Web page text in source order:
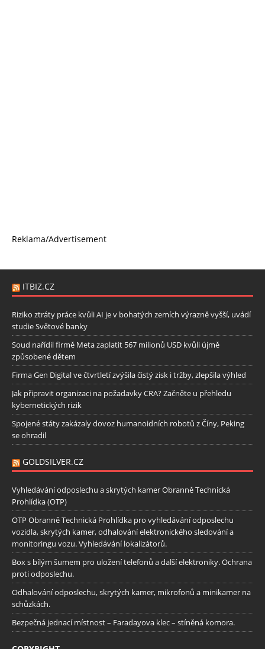
Reklama/Advertisement
ITBIZ.CZ
Riziko ztráty práce kvůli AI je v bohatých zemích výrazně vyšší, uvádí
studie Světové banky
Soud nařídil firmě Meta zaplatit 567 milionů USD kvůli újmě
způsobené dětem
Firma Gen Digital ve čtvrtletí zvýšila čistý zisk i tržby, zlepšila výhled
Jak připravit organizaci na požadavky CRA? Začněte u přehledu
kybernetických rizik
Spojené státy zakázaly dovoz humanoidních robotů z Číny, Peking
se ohradil
GOLDSILVER.CZ
Vyhledávání odposlechu a skrytých kamer Obranně Technická
Prohlídka (OTP)
OTP Obranně Technická Prohlídka pro vyhledávání odposlechu
vozidla, skrytých kamer, odhalování elektronického sledování a
monitoringu vozu. Vyhledávání lokalizátorů.
Box s bílým šumem pro uložení telefonů a další elektroniky. Ochrana
proti odposlechu.
Odhalování odposlechu, skrytých kamer, mikrofonů a minikamer na
schůzkách.
Bezpečná jednací místnost – Faradayova klec – stíněná komora.